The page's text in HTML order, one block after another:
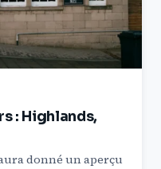
: Highlands,
donné un aperçu